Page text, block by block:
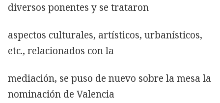
diversos ponentes y se trataron
aspectos culturales, artísticos, urbanísticos,
etc., relacionados con la
mediación, se puso de nuevo sobre la mesa la
nominación de Valencia